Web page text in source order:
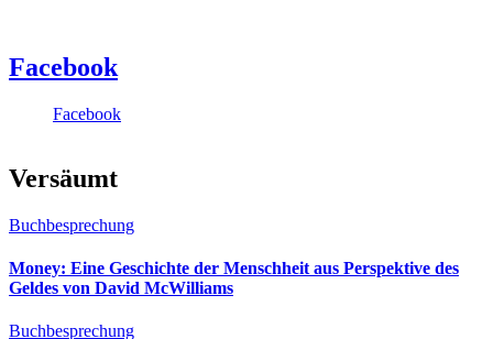
Facebook
Facebook
Versäumt
Buchbesprechung
Money: Eine Geschichte der Menschheit aus Perspektive des
Geldes von David McWilliams
Buchbesprechung